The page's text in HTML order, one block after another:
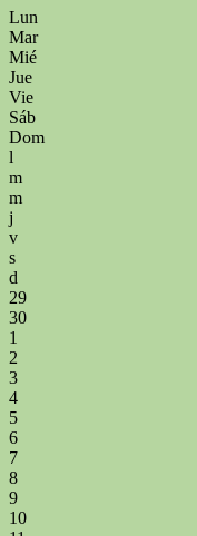
Lun
Mar
Mié
Jue
Vie
Sáb
Dom
l
m
m
j
v
s
d
29
30
1
2
3
4
5
6
7
8
9
10